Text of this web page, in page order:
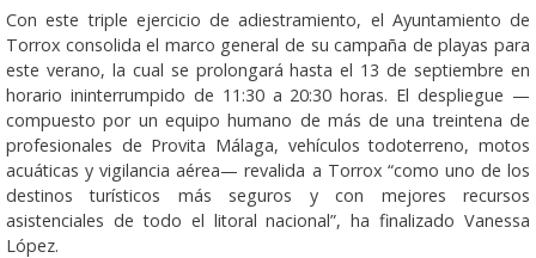
Con este triple ejercicio de adiestramiento, el Ayuntamiento de
Torrox consolida el marco general de su campaña de playas para
este verano, la cual se prolongará hasta el 13 de septiembre en
horario ininterrumpido de 11:30 a 20:30 horas. El despliegue —
compuesto por un equipo humano de más de una treintena de
profesionales de Provita Málaga, vehículos todoterreno, motos
acuáticas y vigilancia aérea— revalida a Torrox “como uno de los
destinos turísticos más seguros y con mejores recursos
asistenciales de todo el litoral nacional”, ha finalizado Vanessa
López.